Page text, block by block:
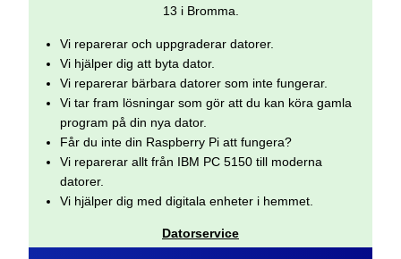
13 i Bromma.
Vi reparerar och uppgraderar datorer.
Vi hjälper dig att byta dator.
Vi reparerar bärbara datorer som inte fungerar.
Vi tar fram lösningar som gör att du kan köra gamla
program på din nya dator.
Får du inte din Raspberry Pi att fungera?
Vi reparerar allt från IBM PC 5150 till moderna
datorer.
Vi hjälper dig med digitala enheter i hemmet.
Datorservice